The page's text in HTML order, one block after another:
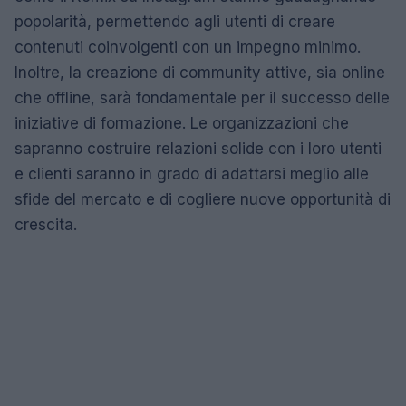
popolarità, permettendo agli utenti di creare
contenuti coinvolgenti con un impegno minimo.
Inoltre, la creazione di community attive, sia online
che offline, sarà fondamentale per il successo delle
iniziative di formazione. Le organizzazioni che
sapranno costruire relazioni solide con i loro utenti
e clienti saranno in grado di adattarsi meglio alle
sfide del mercato e di cogliere nuove opportunità di
crescita.